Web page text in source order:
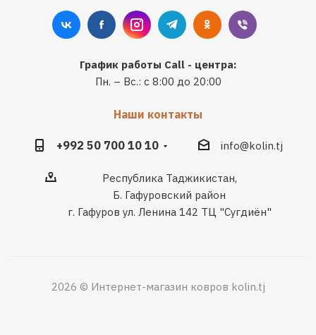
График работы Call - центра:
Пн. – Вс.: с 8:00 до 20:00
Наши контакты
+992 50 700 10 10 info@kolin.tj
Республика Таджикистан,
Б. Гафуровский район
г. Гафуров ул. Ленина 142 ТЦ "Сугдиён"
2026 © Интернет-магазин ковров kolin.tj